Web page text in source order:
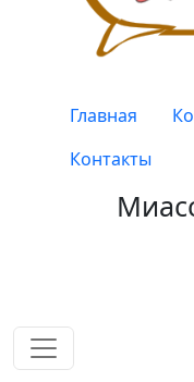
Верхнее
Главная
Контакты